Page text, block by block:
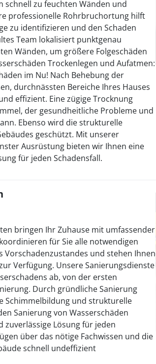
schnell zu feuchten Wänden und
professionelle Rohrbruchortung hilft
zu identifizieren und den Schaden
Team lokalisiert punktgenau
Wänden, um größere Folgeschäden
Trockenlegen und Aufatmen:
im Nu! Nach Behebung der
durchnässten Bereiche Ihres Hauses
effizient. Eine zügige Trocknung
der gesundheitliche Probleme und
Ebenso wird die strukturelle
geschützt. Mit unserer
Ausrüstung bieten wir Ihnen eine
für jeden Schadensfall.
bringen Ihr Zuhause mit umfassender
für Sie alle notwendigen
Vorschadenzustandes und stehen Ihnen
Verfügung. Unsere Sanierungsdienste
ab, von der ersten
Durch gründliche Sanierung
Schimmelbildung und strukturelle
Sanierung von Wasserschäden
zuverlässige Lösung für jeden
über das nötige Fachwissen und die
schnell undeffizient